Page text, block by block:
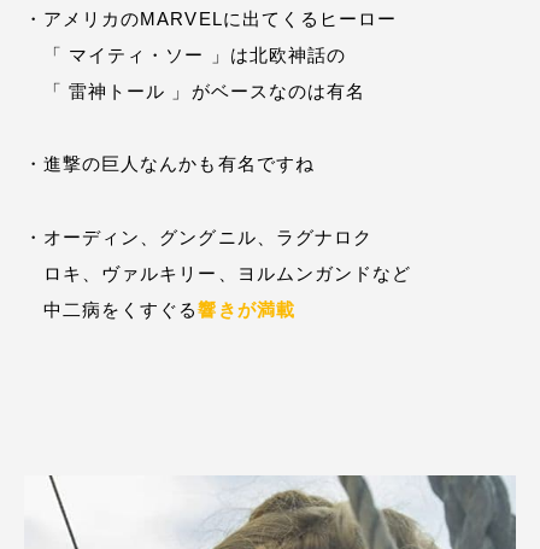
・アメリカのMARVELに出てくるヒーロー
「 マイティ・ソー 」は北欧神話の
「 雷神トール 」がベースなのは有名
・進撃の巨人なんかも有名ですね
・オーディン、グングニル、ラグナロク
ロキ、ヴァルキリー、ヨルムンガンドなど
中二病をくすぐる響きが満載